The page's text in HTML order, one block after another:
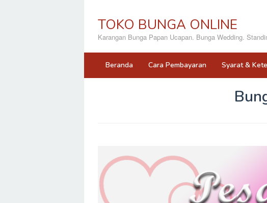
TOKO BUNGA ONLINE
Karangan Bunga Papan Ucapan. Bunga Wedding.
Beranda Cara Pembayaran Syarat &